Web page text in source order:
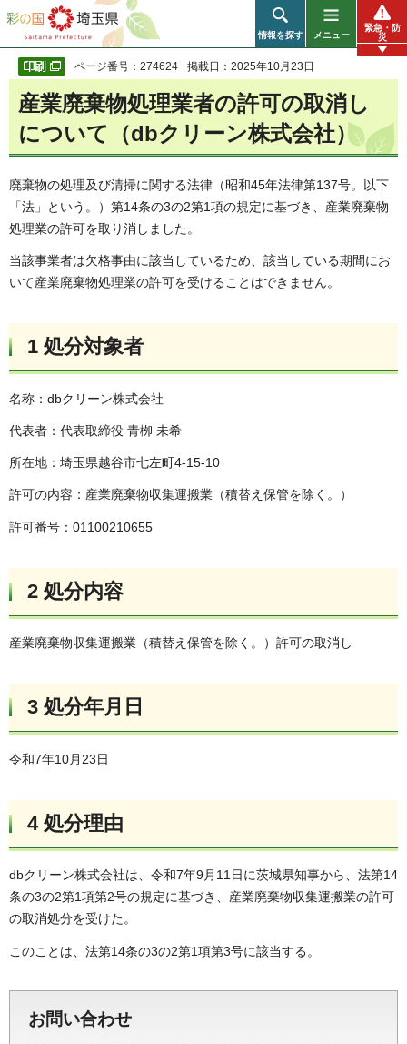
彩の国 埼玉県
情報を探す メニュー
緊急・防
災
ページ番号：274624 掲載日：2025年10月23日
産業廃棄物処理業者の許可の取消し
について（dbクリーン株式会社）
廃棄物の処理及び清掃に関する法律（昭和45年法律第137号。以下
「法」という。）第14条の3の2第1項の規定に基づき、産業廃棄物
処理業の許可を取り消しました。
当該事業者は欠格事由に該当しているため、該当している期間にお
いて産業廃棄物処理業の許可を受けることはできません。
1 処分対象者
名称：dbクリーン株式会社
代表者：代表取締役 青栁 未希
所在地：埼玉県越谷市七左町4-15-10
許可の内容：産業廃棄物収集運搬業（積替え保管を除く。）
許可番号：01100210655
2 処分内容
産業廃棄物収集運搬業（積替え保管を除く。）許可の取消し
3 処分年月日
令和7年10月23日
4 処分理由
dbクリーン株式会社は、令和7年9月11日に茨城県知事から、法第14
条の3の2第1項第2号の規定に基づき、産業廃棄物収集運搬業の許可
の取消処分を受けた。
このことは、法第14条の3の2第1項第3号に該当する。
お問い合わせ